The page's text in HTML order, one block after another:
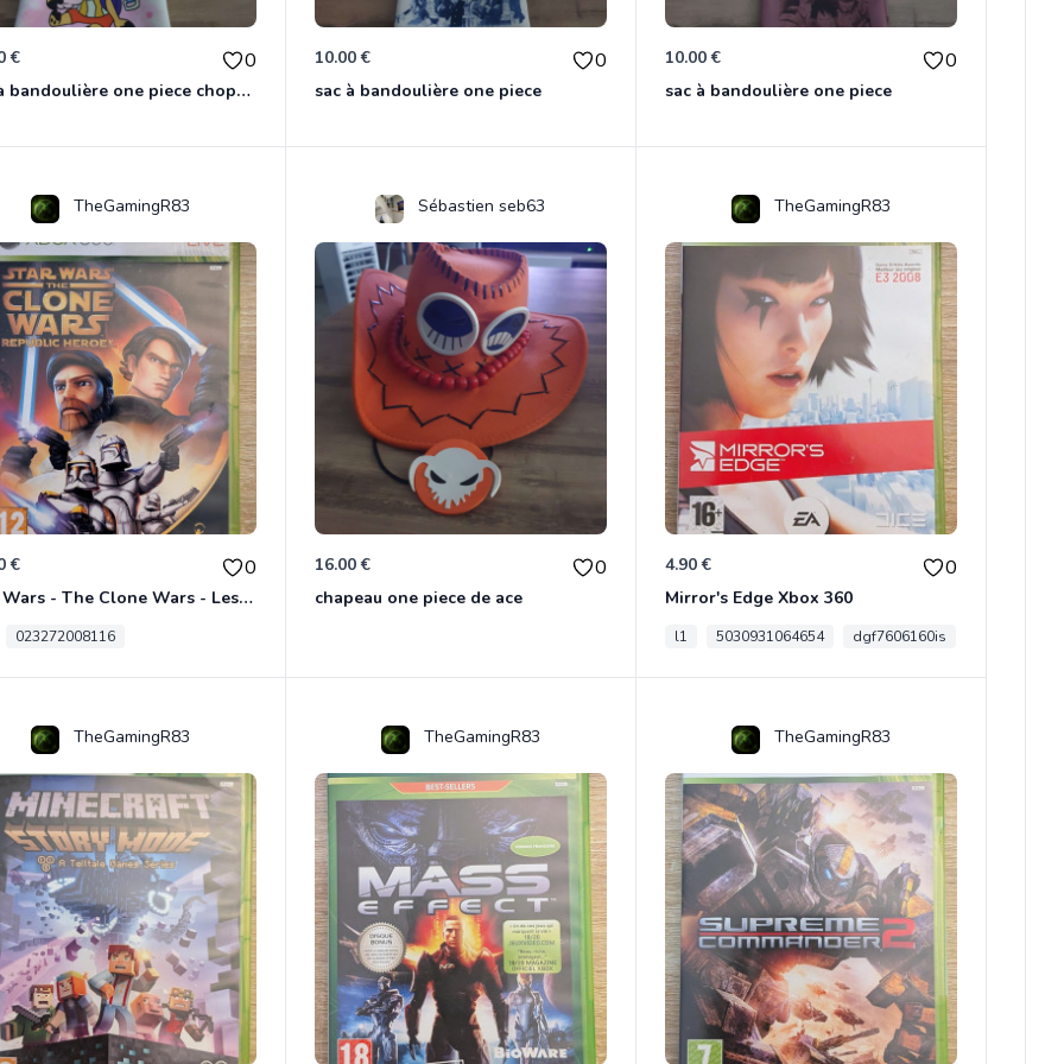
€ 0
sac à bandoulière one piece chopper
10.00 € 0
sac à bandoulière one piece
10.00 € 0
sac à bandoulière one piece
TheGamingR83
€ 0
Star Wars - The Clone Wars - Les Héros De La République Xbox 360
023272008116
Sébastien seb63
16.00 € 0
chapeau one piece de ace
TheGamingR83
4.90 € 0
Mirror's Edge Xbox 360
l1 5030931064654 dgf7606160is
TheGamingR83 TheGamingR83 TheGamingR83